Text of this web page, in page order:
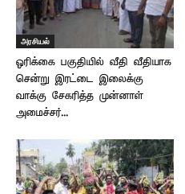
அரசியல்
ஓரிக்கை பகுதியில் வீதி வீதியாக
சென்று இரட்டை இலைக்கு
வாக்கு சேகரித்த முன்னாள்
அமைச்சர்...